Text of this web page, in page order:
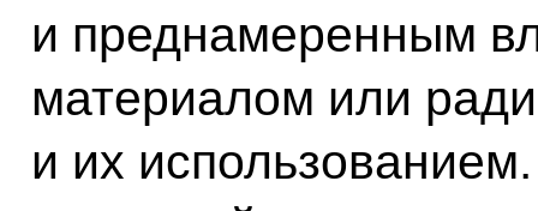
и преднамеренным
материалом или
и их